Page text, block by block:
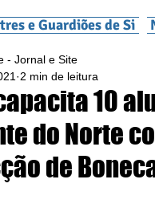
e Guardiões de Si
10
do Norte
de
- Jornal e Site
2 min de leitura